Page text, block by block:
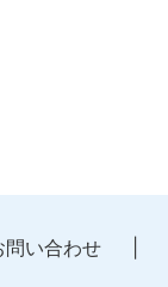
問い合わせ